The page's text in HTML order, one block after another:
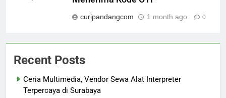
curipandangcom 1 month ago 0
Recent Posts
Ceria Multimedia, Vendor Sewa Alat Interpreter
Terpercaya di Surabaya